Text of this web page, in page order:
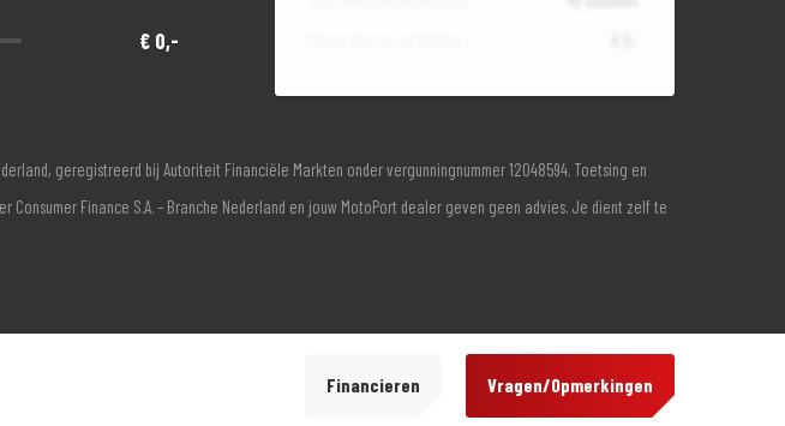
€ 0,-
geregistreerd bij Autoriteit Financiële Markten onder vergunningnummer 12048594. Toetsing en
Finance S.A. – Branche Nederland en jouw MotoPort dealer geven geen advies. Je dient zelf te
Financieren Vragen/Opmerkingen